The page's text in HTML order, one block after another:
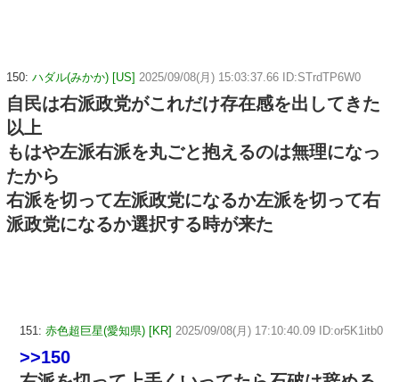
150: ハダル(みかか) [US] 2025/09/08(月) 15:03:37.66 ID:STrdTP6W0
自民は右派政党がこれだけ存在感を出してきた
以上
もはや左派右派を丸ごと抱えるのは無理になっ
たから
右派を切って左派政党になるか左派を切って右
派政党になるか選択する時が来た
151: 赤色超巨星(愛知県) [KR] 2025/09/08(月) 17:10:40.09 ID:or5K1itb0
>>150